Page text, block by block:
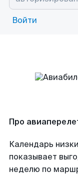
Войти
Про
Календарь
показывает
неделю по